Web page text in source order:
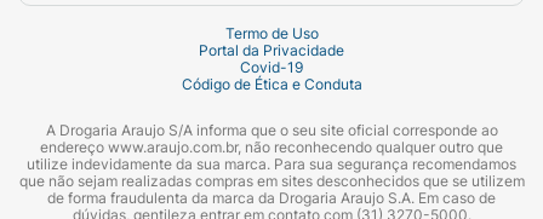
Termo de Uso
Portal da Privacidade
Covid-19
Código de Ética e Conduta
A Drogaria Araujo S/A informa que o seu site oficial corresponde ao
endereço www.araujo.com.br, não reconhecendo qualquer outro que
utilize indevidamente da sua marca. Para sua segurança recomendamos
que não sejam realizadas compras em sites desconhecidos que se utilizem
de forma fraudulenta da marca da Drogaria Araujo S.A. Em caso de
dúvidas, gentileza entrar em contato com (31) 3270-5000.